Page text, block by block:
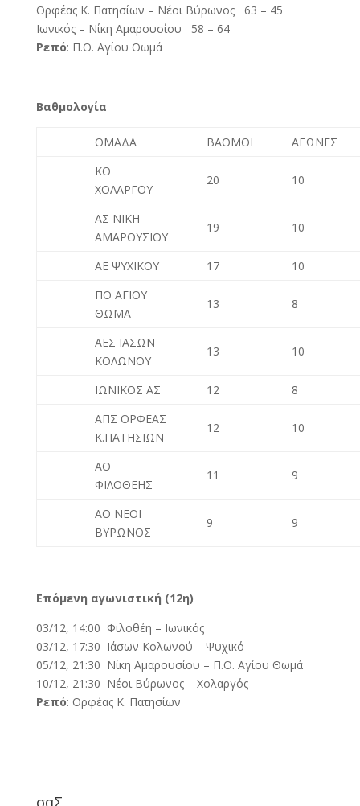
Ορφέας Κ. Πατησίων – Νέοι Βύρωνος 63 – 45
Iωνικός – Νίκη Αμαρουσίου 58 – 64
Ρεπό: Π.Ο. Αγίου Θωμά
Βαθμολογία
ΟΜΑΔΑ ΒΑΘΜΟΙ
ΑΓΩΝΕΣ
ΚΟ
ΧΟΛΑΡΓΟΥ
20 10
ΑΣ ΝΙΚΗ
ΑΜΑΡΟΥΣΙΟΥ
19 10
ΑΕ ΨΥΧΙΚΟΥ 17
10
ΠΟ ΑΓΙΟΥ
ΘΩΜΑ
13 8
ΑΕΣ ΙΑΣΩΝ
ΚΟΛΩΝΟΥ
13 10
ΙΩΝΙΚΟΣ ΑΣ 12
8
ΑΠΣ ΟΡΦΕΑΣ
Κ.ΠΑΤΗΣΙΩΝ
12 10
ΑΟ
ΦΙΛΟΘΕΗΣ
11 9
ΑΟ ΝΕΟΙ
ΒΥΡΩΝΟΣ
9 9
Επόμενη αγωνιστική (12η)
03/12, 14:00 Φιλοθέη – Iωνικός
03/12, 17:30 Ιάσων Κολωνού – Ψυχικό
05/12, 21:30 Νίκη Αμαρουσίου – Π.Ο. Αγίου Θωμά
10/12, 21:30 Νέοι Βύρωνος – Xoλαργός
Ρεπό: Ορφέας Κ. Πατησίων
σαΣ